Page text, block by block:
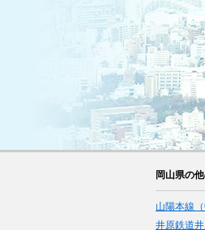
岡山県の
山陽本線（
井原鉄道